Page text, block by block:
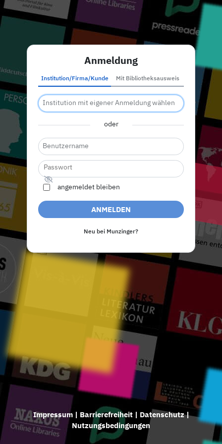
Anmeldung
Institution/Firma/Kunde Mit Bibliotheksausweis
oder
angemeldet bleiben
ANMELDEN
Neu bei Munzinger?
Impressum| Barrierefreiheit| Datenschutz|
Nutzungsbedingungen